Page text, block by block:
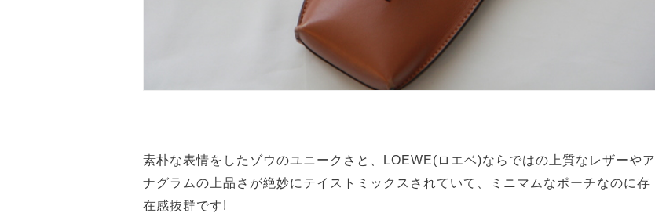
素朴な表情をしたゾウのユニークさと、LOEWE(ロエベ)ならではの上質なレザーやア
ナグラムの上品さが絶妙にテイストミックスされていて、ミニマムなポーチなのに存
在感抜群です!